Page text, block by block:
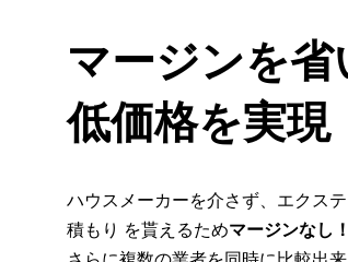
マージンを省
低価格を実現
ハウスメーカーを介さず、エクス
積もり を貰えるためマージンなし！